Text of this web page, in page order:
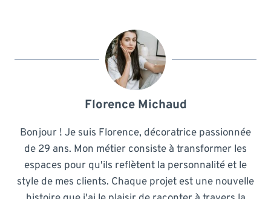
Florence Michaud
Bonjour ! Je suis Florence, décoratrice passionnée
de 29 ans. Mon métier consiste à transformer les
espaces pour qu'ils reflètent la personnalité et le
style de mes clients. Chaque projet est une nouvelle